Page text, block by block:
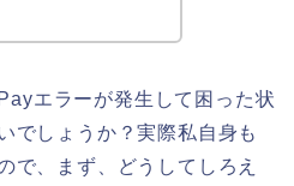
エラーが発生して困った状
でしょうか？実際私自身も
で、まず、どうしてしろえ